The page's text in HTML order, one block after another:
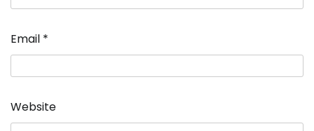
Email *
Website